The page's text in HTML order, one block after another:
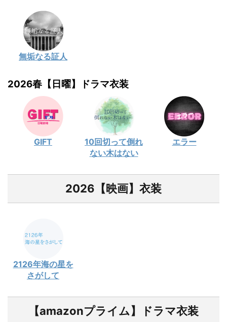
無垢なる証人
2026春【日曜】ドラマ衣装
GIFT
10回切って倒れ
ない木はない
エラー
2026【映画】衣装
2126年海の星を
さがして
【amazonプライム】ドラマ衣装